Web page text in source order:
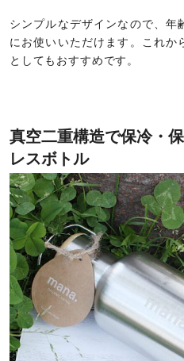
シンプルなデザインなので、年
にお使いいただけます。これか
としてもおすすめです。
真空二重構造で保冷・
レスボトル